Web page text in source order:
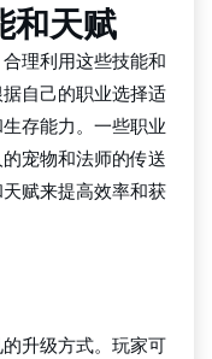
和天赋
理利用这些技能和
自己的职业选择适
存能力。一些职业
宠物和法师的传送
赋来提高效率和获
升级方式。玩家可